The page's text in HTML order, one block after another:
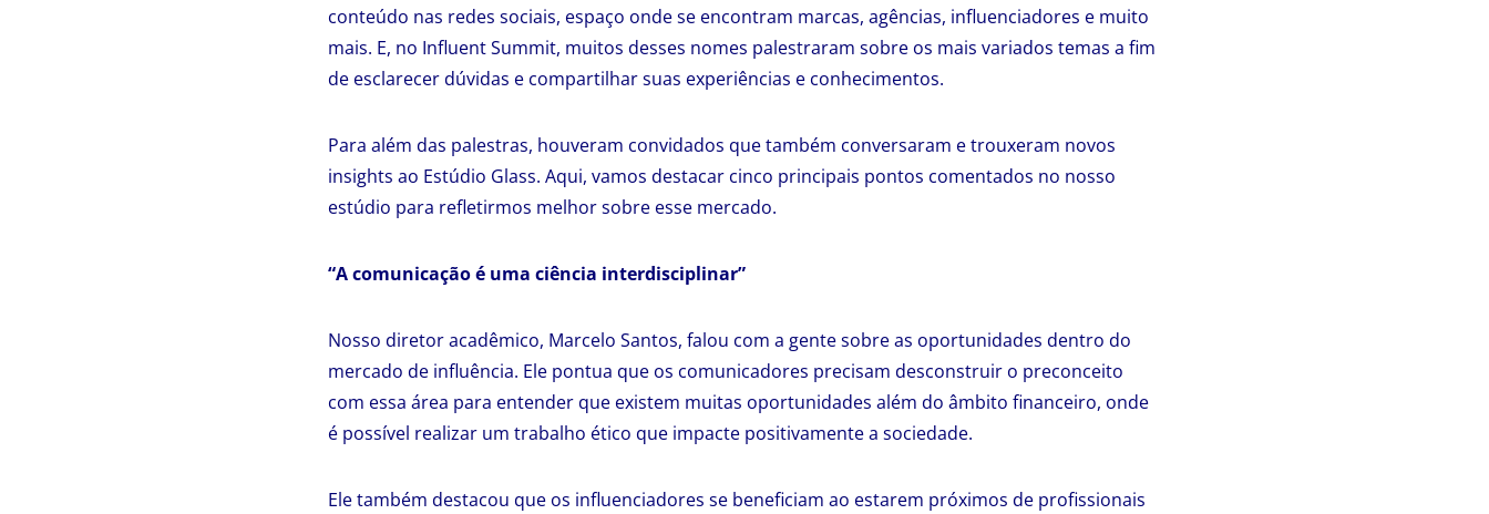
conteúdo nas redes sociais, espaço onde se encontram marcas, agências, influenciadores e muito
mais. E, no Influent Summit, muitos desses nomes palestraram sobre os mais variados temas a fim
de esclarecer dúvidas e compartilhar suas experiências e conhecimentos.
Para além das palestras, houveram convidados que também conversaram e trouxeram novos
insights ao Estúdio Glass. Aqui, vamos destacar cinco principais pontos comentados no nosso
estúdio para refletirmos melhor sobre esse mercado.
“A comunicação é uma ciência interdisciplinar”
Nosso diretor acadêmico, Marcelo Santos, falou com a gente sobre as oportunidades dentro do
mercado de influência. Ele pontua que os comunicadores precisam desconstruir o preconceito
com essa área para entender que existem muitas oportunidades além do âmbito financeiro, onde
é possível realizar um trabalho ético que impacte positivamente a sociedade.
Ele também destacou que os influenciadores se beneficiam ao estarem próximos de profissionais